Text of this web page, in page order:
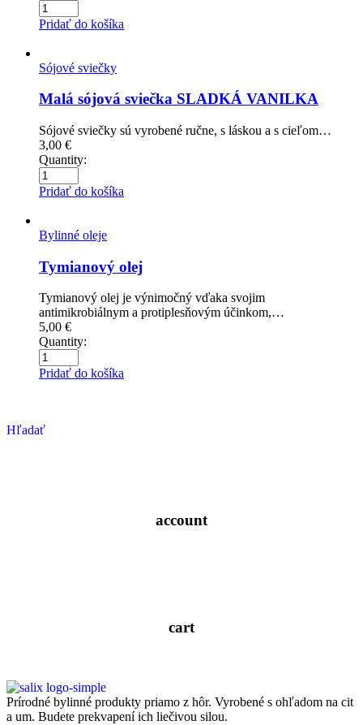
Pridať do košíka
Sójové sviečky
Malá sójová sviečka SLADKÁ VANILKA
Sójové sviečky sú vyrobené ručne, s láskou a s cieľom…
3,00 €
Quantity:
Pridať do košíka
Bylinné oleje
Tymianový olej
Tymianový olej je výnimočný vďaka svojim
antimikrobiálnym a protiplesňovým účinkom,…
5,00 €
Quantity:
Pridať do košíka
Hľadať
account
cart
Prírodné bylinné produkty priamo z hôr. Vyrobené s ohľadom na cit
a um. Budete prekvapení ich liečivou silou.